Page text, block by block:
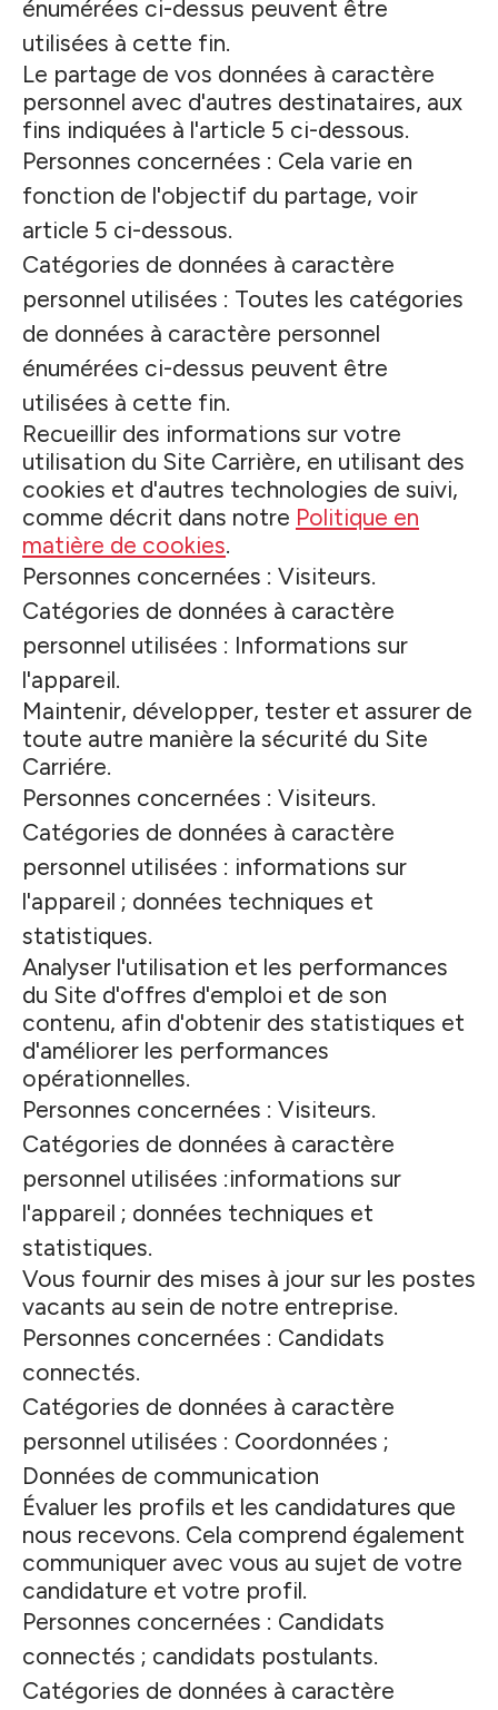
énumérées ci-dessus peuvent être
utilisées à cette fin.
Le partage de vos données à caractère
personnel avec d'autres destinataires, aux
fins indiquées à l'article 5 ci-dessous.
Personnes concernées : Cela varie en
fonction de l'objectif du partage, voir
article 5 ci-dessous.
Catégories de données à caractère
personnel utilisées : Toutes les catégories
de données à caractère personnel
énumérées ci-dessus peuvent être
utilisées à cette fin.
Recueillir des informations sur votre
utilisation du Site Carrière, en utilisant des
cookies et d'autres technologies de suivi,
comme décrit dans notre Politique en
matière de cookies.
Personnes concernées : Visiteurs.
Catégories de données à caractère
personnel utilisées : Informations sur
l'appareil.
Maintenir, développer, tester et assurer de
toute autre manière la sécurité du Site
Carriére.
Personnes concernées : Visiteurs.
Catégories de données à caractère
personnel utilisées : informations sur
l'appareil ; données techniques et
statistiques.
Analyser l'utilisation et les performances
du Site d'offres d'emploi et de son
contenu, afin d'obtenir des statistiques et
d'améliorer les performances
opérationnelles.
Personnes concernées : Visiteurs.
Catégories de données à caractère
personnel utilisées :informations sur
l'appareil ; données techniques et
statistiques.
Vous fournir des mises à jour sur les postes
vacants au sein de notre entreprise.
Personnes concernées : Candidats
connectés.
Catégories de données à caractère
personnel utilisées : Coordonnées ;
Données de communication
Évaluer les profils et les candidatures que
nous recevons. Cela comprend également
communiquer avec vous au sujet de votre
candidature et votre profil.
Personnes concernées : Candidats
connectés ; candidats postulants.
Catégories de données à caractère